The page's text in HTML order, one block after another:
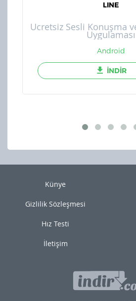
LINE
Ücretsiz Sesli Konuşma
Uygulaması
Android
İNDİR
Künye
Gizlilik Sözleşmesi
Hız Testi
İletişim